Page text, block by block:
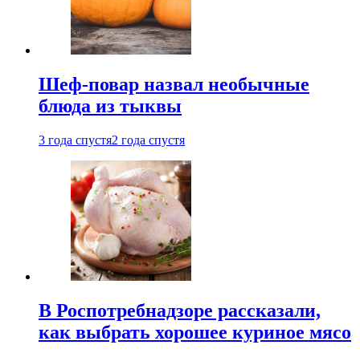
Шеф-повар назвал необычные
блюда из тыквы
3 года спустя2 года спустя
В Роспотребнадзоре рассказали,
как выбрать хорошее куриное мясо